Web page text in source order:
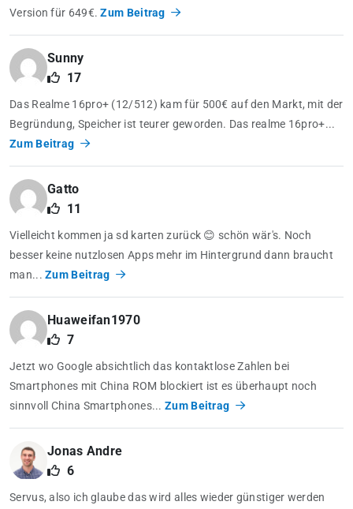
Version für 649€.Zum Beitrag
Sunny
17
Das Realme 16pro+ (12/512) kam für 500€ auf den Markt, mit der
Begründung, Speicher ist teurer geworden. Das realme 16pro+...
Zum Beitrag
Gatto
11
Vielleicht kommen ja sd karten zurück 😊 schön wär's. Noch
besser keine nutzlosen Apps mehr im Hintergrund dann braucht
man...Zum Beitrag
Huaweifan1970
7
Jetzt wo Google absichtlich das kontaktlose Zahlen bei
Smartphones mit China ROM blockiert ist es überhaupt noch
sinnvoll China Smartphones...Zum Beitrag
Jonas Andre
6
Servus, also ich glaube das wird alles wieder günstiger werden